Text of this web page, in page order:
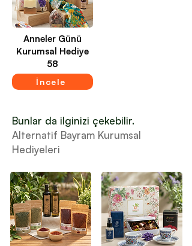
Anneler Günü
Kurumsal Hediye
58
İncele
Bunlar da ilginizi çekebilir.
Alternatif Bayram Kurumsal
Hediyeleri